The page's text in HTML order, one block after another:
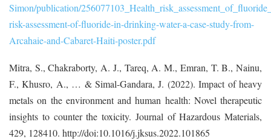
Simon/publication/
risk-assessment-of-fluoride-in-drinking-water-a-case-study-from-
Arcahaie-and-Cabaret-Haiti-poster.pdf
Mitra, S., Chakraborty, A. J., Tareq, A. M., Emran, T. B., Nainu,
F., Khusro, A., … & Simal-Gandara, J. (2022). Impact of heavy
metals on the environment and human health: Novel therapeutic
insights to counter the toxicity. Journal of Hazardous Materials,
429, 128410. http://doi:10.1016/j.jksus.2022.101865